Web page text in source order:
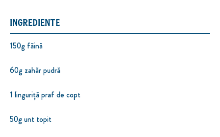
INGREDIENTE
150g făină
60g zahăr pudră
1 linguriță praf de copt
50g unt topit